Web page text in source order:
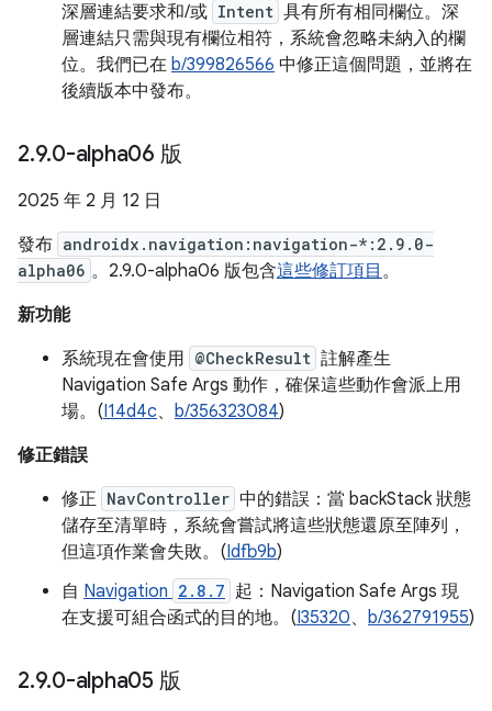
深層連結要求和/或 Intent 具有所有相同欄位。深
層連結只需與現有欄位相符，系統會忽略未納入的欄
位。我們已在 b/399826566 中修正這個問題，並將在
後續版本中發布。
2.9.0-alpha06 版
2025 年 2 月 12 日
發布 androidx.navigation:navigation-*:2.9.0-
alpha06 。2.9.0-alpha06 版包含這些修訂項目 。
新功能
系統現在會使用 @CheckResult 註解產生
Navigation Safe Args 動作，確保這些動作會派上用
場。(I14d4c、 b/356323084)
修正錯誤
修正 NavController 中的錯誤：當 backStack 狀態
儲存至清單時，系統會嘗試將這些狀態還原至陣列，
但這項作業會失敗。(Idfb9b)
自 Navigation 2.8.7 起：Navigation Safe Args 現
在支援可組合函式的目的地。(I35320、 b/362791955)
2.9.0-alpha05 版